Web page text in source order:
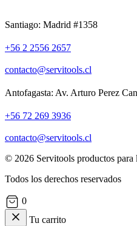
Santiago: Madrid #1358
+56 2 2556 2657
contacto@servitools.cl
Antofagasta: Av. Arturo Perez
+56 72 269 3936
contacto@servitools.cl
© 2026 Servitools productos para
Todos los derechos reservados
0
Tu carrito